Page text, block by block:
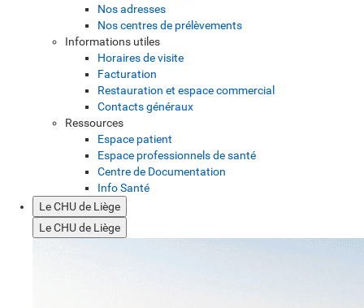
Nos adresses
Nos centres de prélèvements
Informations utiles
Horaires de visite
Facturation
Restauration et espace commercial
Contacts généraux
Ressources
Espace patient
Espace professionnels de santé
Centre de Documentation
Info Santé
Le CHU de Liège
Le CHU de Liège